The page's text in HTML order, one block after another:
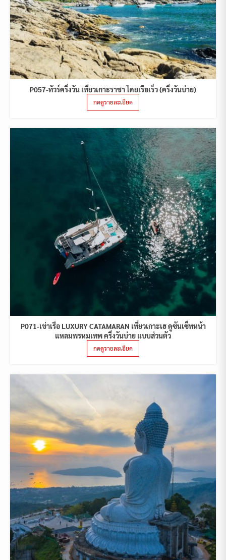
P057-ทัวร์ครึ่งวัน เที่ยวเกาะราชา โดยเรือเร็ว (ครึ่งวันบ่าย)
กดดูรายละเอียด
P071-เช่าเรือ LUXURY CATAMARAN เที่ยวเกาะเฮ ดูซันเซ็ทหน้า
แหลมพรหมเทพ ครึ่งวันบ่าย แบบส่วนตัว
กดดูรายละเอียด